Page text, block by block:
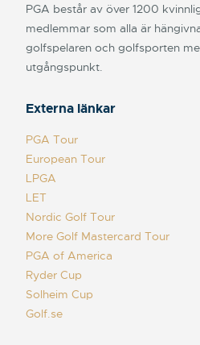
PGA består av över 1200
medlemmar som alla är
golfspelaren och golfsporten
utgångspunkt.
Externa länkar
PGA Tour
European Tour
LPGA
LET
Nordic Golf Tour
More Golf Mastercard Tour
PGA of America
Ryder Cup
Solheim Cup
Golf.se